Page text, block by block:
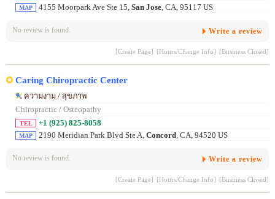
MAP 4155 Moorpark Ave Ste 15, San Jose , CA, 95117 US
No review is found. Write a review
[Create Page] [Hours/Change Info] [Business Closed]
Caring Chiropractic Center
ความงาม / สุขภาพ
Chiropractic / Osteopathy
TEL +1 (925) 825-8058
MAP 2190 Meridian Park Blvd Ste A, Concord , CA, 94520 US
No review is found. Write a review
[Create Page] [Hours/Change Info] [Business Closed]